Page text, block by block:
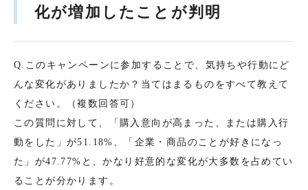
化が増加したことが判明
Q.このキャンペーンに参加することで、気持ちや行動にど
んな変化がありましたか？当てはまるものをすべて教えて
ください。（複数回答可）
この質問に対して、「購入意向が高まった、または購入行
動をした」が51.18%、「企業・商品のことが好きになっ
た」が47.77%と、かなり好意的な変化が大多数を占めてい
ることが分かります。